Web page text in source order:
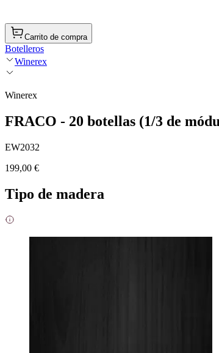
Carrito de compra
Botelleros
Winerex
Winerex
FRACO - 20 botellas (1/3 de
EW2032
199,00 €
Tipo de madera